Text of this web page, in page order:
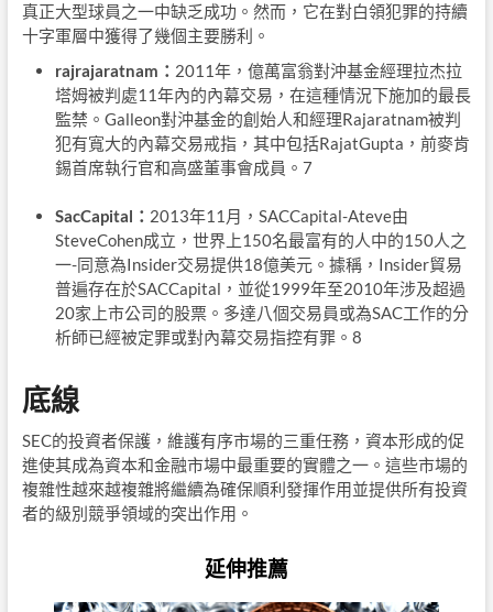
真正大型球員之一中缺乏成功。然而，它在對白領犯罪的持續
十字軍層中獲得了幾個主要勝利。
rajrajaratnam： 2011年，億萬富翁對沖基金經理拉杰拉
塔姆被判處11年內的內幕交易，在這種情況下施加的最長
監禁。Galleon對沖基金的創始人和經理Rajaratnam被判
犯有寬大的內幕交易戒指，其中包括RajatGupta，前麥肯
錫首席執行官和高盛董事會成員。 7
SacCapital： 2013年11月，SACCapital-Ateve由
SteveCohen成立，世界上150名最富有的人中的150人之
一-同意為Insider交易提供18億美元。據稱，Insider貿易
普遍存在於SACCapital，並從1999年至2010年涉及超過
20家上市公司的股票。多達八個交易員或為SAC工作的分
析師已經被定罪或對內幕交易指控有罪。 8
底線
SEC的投資者保護，維護有序市場的三重任務，資本形成的促
進使其成為資本和金融市場中最重要的實體之一。這些市場的
複雜性越來越複雜將繼續為確保順利發揮作用並提供所有投資
者的級別競爭領域的突出作用。
延伸推薦